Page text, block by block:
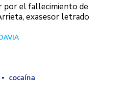
por el fallecimiento de
exasesor letrado
cocaína